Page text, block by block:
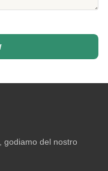
godiamo del nostro